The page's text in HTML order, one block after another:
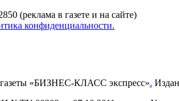
(реклама в газете и на сайте)
конфиденциальности.
«БИЗНЕС-КЛАСС экспресс».